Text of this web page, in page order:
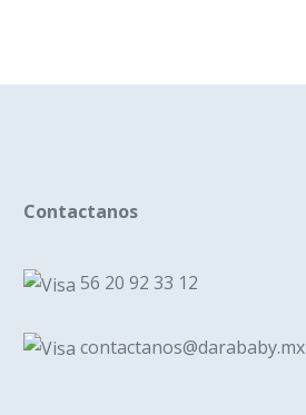
Contactanos
56 20 92 33 12
contactanos@darababy.mx